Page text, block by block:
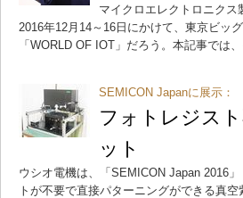
マイクロエレクトロニク
2016年12月14～16日にかけて、東京ビッ
「WORLD OF IOT」だろう。本記事では
SEMICON Japanに展示：
フォトレジス
ット
ウシオ電機は、「SEMICON Japan 2016
トが不要で直接パターニングができる真